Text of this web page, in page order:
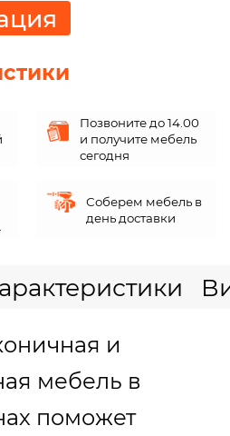
Позвоните до 14.00
и получите мебель
сегодня
Соберем мебель в
день доставки
и
мебель в
поможет